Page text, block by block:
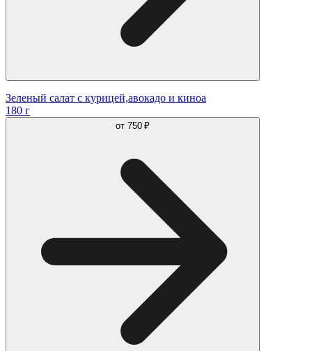
Зеленый салат с курицей,авокадо и киноа
180 г
от 750 ₽